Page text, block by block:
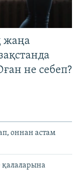
жаңа
не себеп?
оннан астам
қалаларына